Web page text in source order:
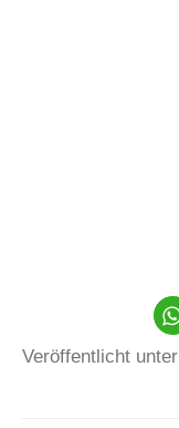
Veröffentlicht unter